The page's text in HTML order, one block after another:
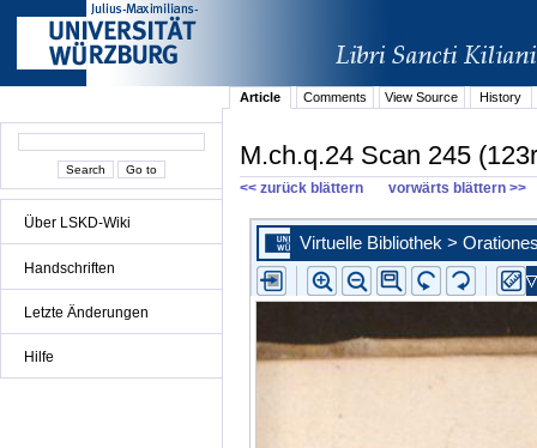
Über LSKD-Wiki
Handschriften
Letzte Änderungen
Hilfe
Article Comments View Source History
M.ch.q.24 Scan 245
<< zurück blättern vorwärts blättern >>